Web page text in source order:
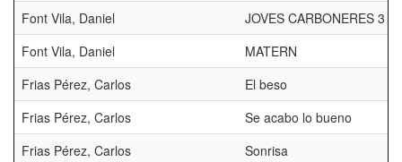
Font Vila, Daniel
JOVES CARBONERES 3
Font Vila, Daniel
MATERN
Frias Pérez, Carlos
El beso
Frias Pérez, Carlos
Se acabo lo bueno
Frias Pérez, Carlos
Sonrisa